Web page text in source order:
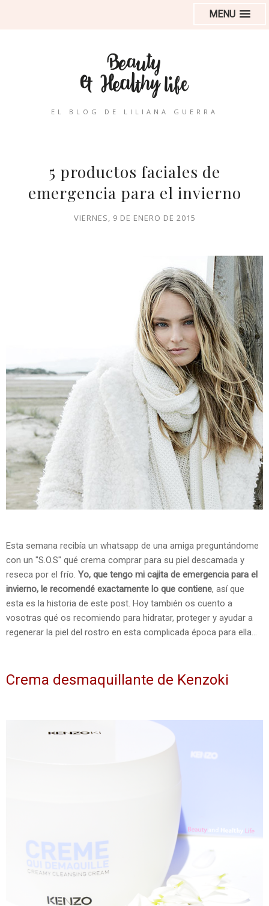
MENU
EL BLOG DE LILIANA GUERRA
5 productos faciales de
emergencia para el invierno
VIERNES, 9 DE ENERO DE 2015
Esta semana recibía un whatsapp de una amiga preguntándome
con un "S.O.S" qué crema comprar para su piel descamada y
reseca por el frío. Yo, que tengo mi cajita de emergencia para el
invierno, le recomendé exactamente lo que contiene, así que
esta es la historia de este post. Hoy también os cuento a
vosotras qué os recomiendo para hidratar, proteger y ayudar a
regenerar la piel del rostro en esta complicada época para ella...
Crema desmaquillante de Kenzoki